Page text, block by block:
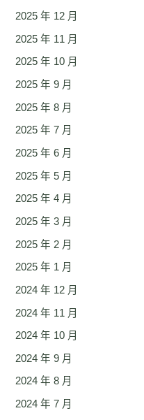
2025 年 12 月
2025 年 11 月
2025 年 10 月
2025 年 9 月
2025 年 8 月
2025 年 7 月
2025 年 6 月
2025 年 5 月
2025 年 4 月
2025 年 3 月
2025 年 2 月
2025 年 1 月
2024 年 12 月
2024 年 11 月
2024 年 10 月
2024 年 9 月
2024 年 8 月
2024 年 7 月